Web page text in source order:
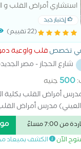
استشاري أمراض القلب و
الدموية و القسطرة
أمراض القلب كلية الطب
إختيار جيد
(22 تقييم)
تخصصقلب واوعية
شارع الحجاز - مصر
500 جنيه
أمراض القلب بكلية
العيني) مدرس أمراض
القسطرة القلبية و
لأمراض القلب أمراض
القلب والذبحة
7:00 مساءً
الآن الكشف بميعاد